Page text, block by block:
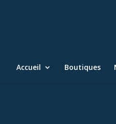
Accueil Boutiques